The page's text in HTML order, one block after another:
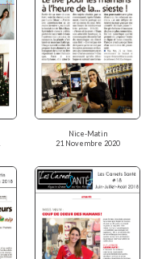
Nice-Matin
21 Novembre 2020